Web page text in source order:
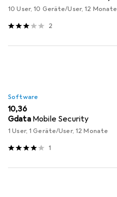
10 User, 10 Geräte/User, 12 Monate
2
Software
EUR
10,36
Gdata Mobile Security
1 User, 1 Geräte/User, 12 Monate
1